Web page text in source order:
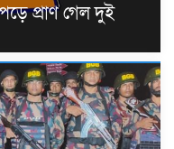
প্রাণ গেল দুই